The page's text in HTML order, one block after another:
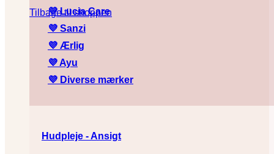
Tilbage til shoppen
💜Lucia Care
💜 Sanzi
💜 Ærlig
💜 Ayu
💜 Diverse mærker
Hudpleje - Ansigt